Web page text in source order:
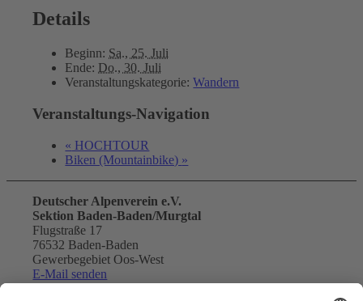
Details
Beginn: Sa., 25. Juli
Ende: Do., 30. Juli
Veranstaltungskategorie: Wandern
Veranstaltungs-Navigation
« HOCHTOUR
Biken (Mountainbike) »
Deutscher Alpenverein e.V.
Sektion Baden-Baden/Murgtal
Flugstraße 17
76532 Baden-Baden
Gewerbegebiet Oos-West
E-Mail senden